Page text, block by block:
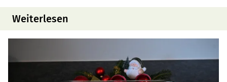
Weiterlesen